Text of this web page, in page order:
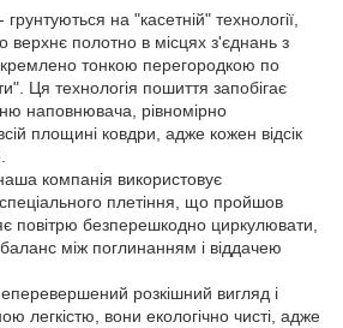
на "касетній" технології,
верхнє полотно в місцях з'єднань з
тонкою перегородкою по
Ця технологія пошиття запобігає
наповнювача, рівномірно
площині ковдри, адже кожен відсік
компанія використовує
плетіння, що пройшов
повітрю безперешкодно циркулювати,
між поглинанням і віддачею
розкішний вигляд і
легкістю, вони екологічно чисті, адже